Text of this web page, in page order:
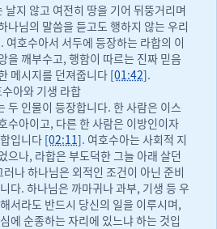
지 않고 여전히 땅을 기어 뒤뚱거리며
나님의 말씀을 듣고도 행하지 않는 우리
. 여호수아서 서두에 등장하는 라합의 이
을 깨부수고, 행함이 따르는 진짜 믿음
메시지를 던져줍니다 [01:42].
아와 기생 라합
두 인물이 등장합니다. 한 사람은 이스
수아이고, 다른 한 사람은 이방인이자
입니다 [02:11]. 여호수아는 사회적 지
으나, 라합은 부도덕한 그늘 아래 살던
러나 하나님은 외적인 조건이 아닌 준비
다. 하나님은 까마귀나 과부, 기생 등 우
서라도 반드시 당신의 일을 이루시며,
에 순종하는 자리에 있느냐 하는 것입